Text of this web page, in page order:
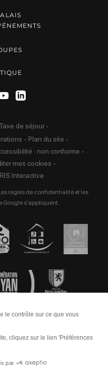
nous sur Facebook
nous sur
Suivez-nous sur
Suivez-nous sur
Taxe de séjour -
- Plan du site -
: non conforme -
mes cookies -
Interactive
règles de confidentialitéet les
Google s'appliquent.